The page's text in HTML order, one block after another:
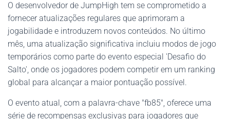
O desenvolvedor de JumpHigh tem se comprometido a
fornecer atualizações regulares que aprimoram a
jogabilidade e introduzem novos conteúdos. No último
mês, uma atualização significativa incluiu modos de jogo
temporários como parte do evento especial 'Desafio do
Salto', onde os jogadores podem competir em um ranking
global para alcançar a maior pontuação possível.
O evento atual, com a palavra-chave "fb85", oferece uma
série de recompensas exclusivas para jogadores que